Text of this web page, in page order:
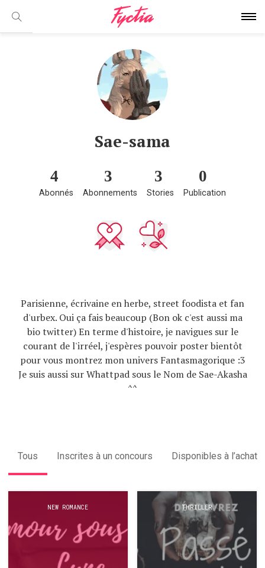
Sae-sama
4
Abonnés
3
Abonnements
3
Stories
0
Publication
Parisienne, écrivaine en herbe, street foodista et fan
d'urbex. Oui ça fais beaucoup (Bon ok c'est aussi ma
bio twitter) En terme d'histoire, je navigues sur le
courant de l'irréel, j'espères pouvoir poster bientôt
pour vous montrez mon univers Fantasmagorique :3
Je suis aussi sur Whattpad sous le Nom de Sae-Akasha
^^
Tous Inscrites à un concours Disponibles à l’achat
NEW ROMANCE THRILLER